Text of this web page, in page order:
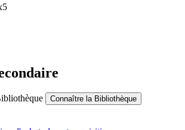
Connaître la Bibliothèque